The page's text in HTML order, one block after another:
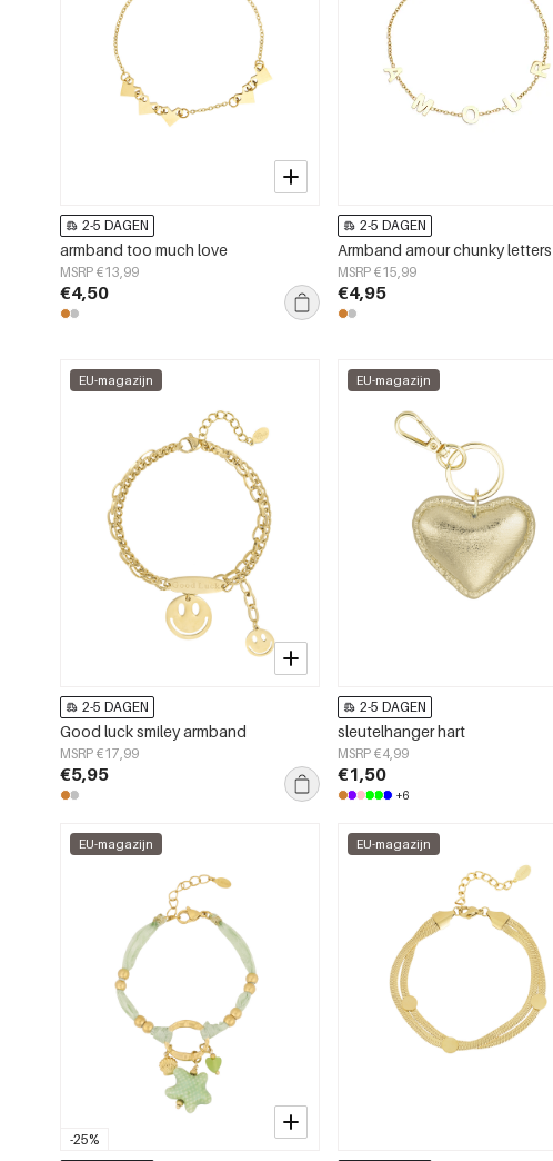
2-5 DAGEN
armband too much love
MSRP €13,99
€4,50
2-5 DAGEN
Armband amour chunky letters
MSRP €15,99
€4,95
EU-magazijn
2-5 DAGEN
Good luck smiley armband
MSRP €17,99
€5,95
EU-magazijn
2-5 DAGEN
sleutelhanger hart
MSRP €4,99
€1,50
+6
-25%
EU-magazijn EU-magazijn